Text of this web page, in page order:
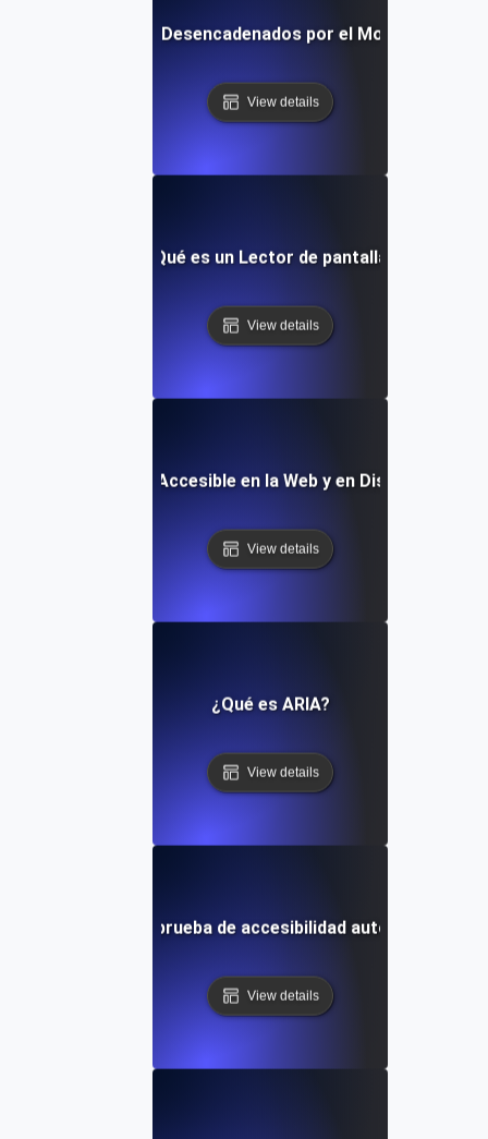
los Trastornos Desencadenados por el Movimiento en
View details
¿Qué es un Lector de pantalla?
View details
¿Qué es un Diseño Accesible en la Web y en Dispositivos
View details
¿Qué es ARIA?
View details
¿Qué es la prueba de accesibilidad automatizada?
View details